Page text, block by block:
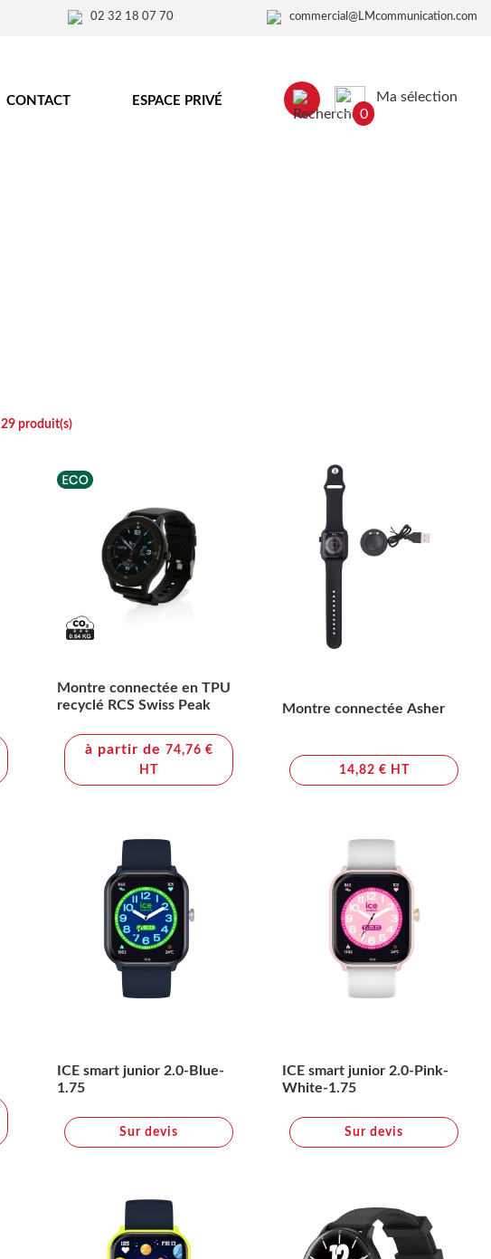
02 32 18 07 70 commercial@LMcommunication.com
CONTACT ESPACE PRIVÉ
0
Ma sélection
29produit(s)
Montre connectée en TPU
recyclé RCS Swiss Peak
à partir de 74,76 €
HT
Montre connectée Asher
14,82 € HT
ICE smart junior 2.0-Blue-
1.75
Sur devis
ICE smart junior 2.0-Pink-
White-1.75
Sur devis